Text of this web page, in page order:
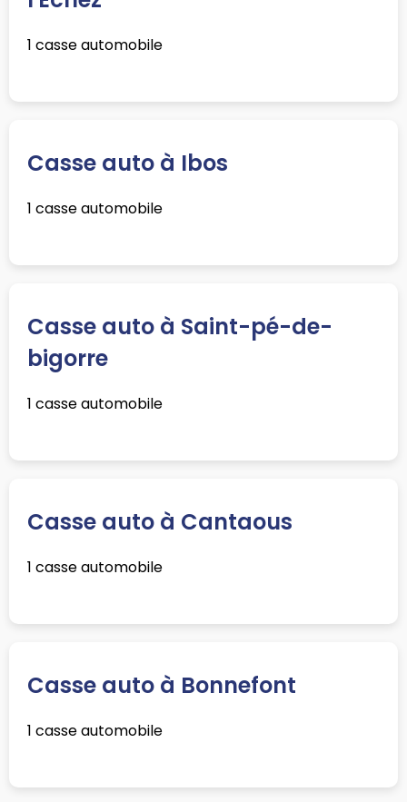
1 casse automobile
Casse auto à Ibos
1 casse automobile
Casse auto à Saint-pé-de-
bigorre
1 casse automobile
Casse auto à Cantaous
1 casse automobile
Casse auto à Bonnefont
1 casse automobile